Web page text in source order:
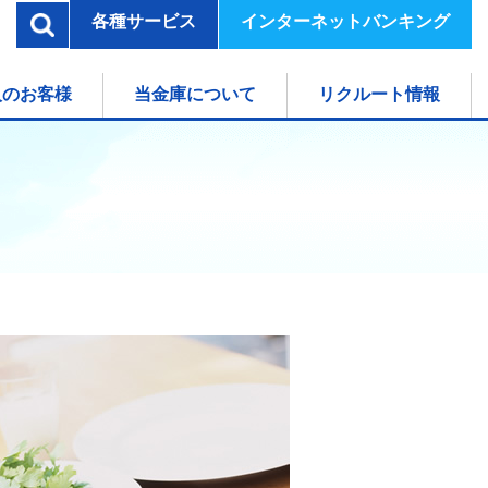
検索各種サービス インターネットバンキング
お客様 当金庫について リクルート情報